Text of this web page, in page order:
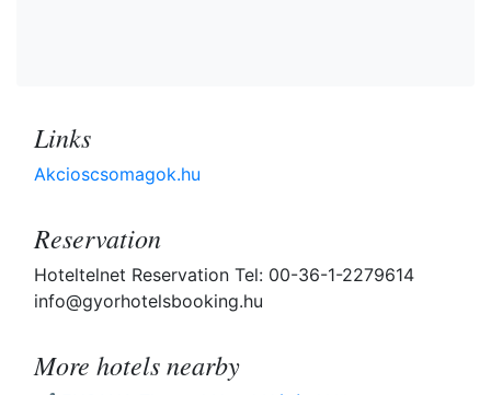
Links
Akcioscsomagok.hu
Reservation
Hoteltelnet Reservation Tel: 00-36-1-2279614
info@gyorhotelsbooking.hu
More hotels nearby